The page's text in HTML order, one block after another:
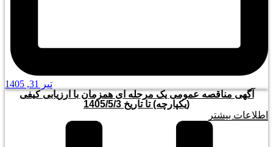
تیر 31, 1405
آگهی مناقصه عمومی یک مرحله ای همزمان با ارزیابی کیفی
(یکپارچه) تا تاریخ 1405/5/3
اطلاعات بیشتر